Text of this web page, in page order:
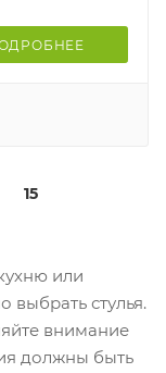
15
или
выбрать стулья.
внимание
должны быть